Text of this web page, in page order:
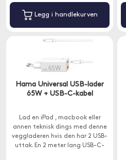
Legg i handlekurven
Hama Universal USB-lader
65W + USB-C-kabel
Lad en iPad , macbook eller
annen teknisk dings med denne
veggladeren hvis den har 2 USB-
uttak. En 2 meter lang USB-C-